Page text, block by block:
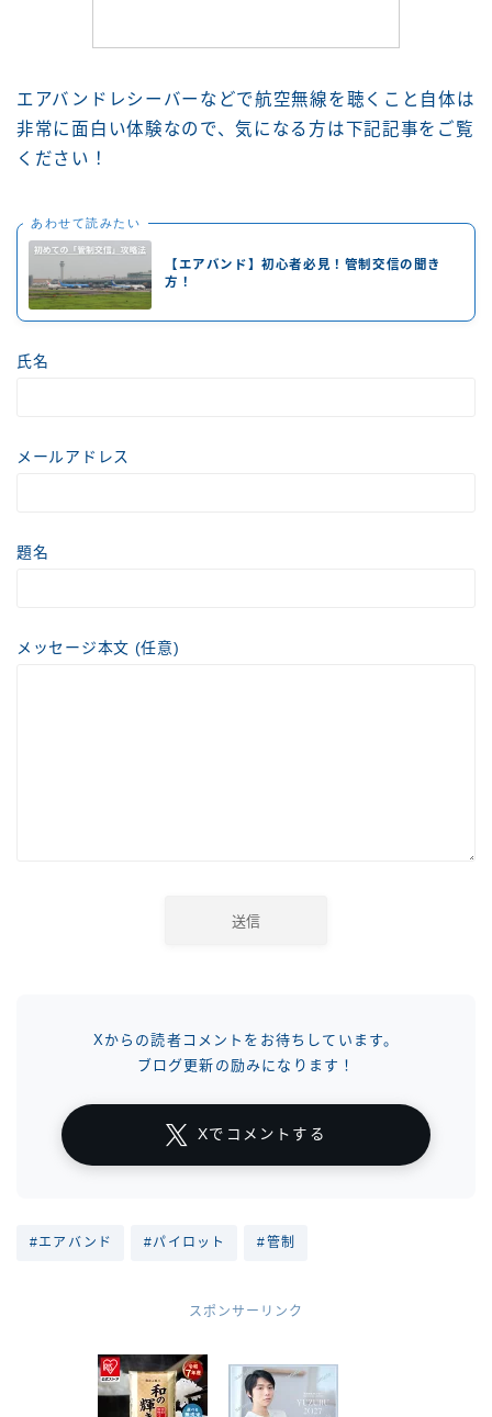
エアバンドレシーバーなどで航空無線を聴くこと自体は
非常に面白い体験なので、気になる方は下記記事をご覧
ください！
あわせて読みたい
【エアバンド】初心者必見！管制交信の聞き
方！
氏名
メールアドレス
題名
メッセージ本文 (任意)
Xからの読者コメントをお待ちしています。
ブログ更新の励みになります！
Xでコメントする
#エアバンド #パイロット #管制
スポンサーリンク